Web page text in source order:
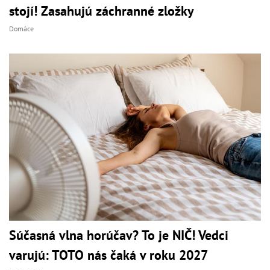
stojí! Zasahujú záchranné zložky
Domáce
Súčasná vlna horúčav? To je NIČ! Vedci
varujú: TOTO nás čaká v roku 2027